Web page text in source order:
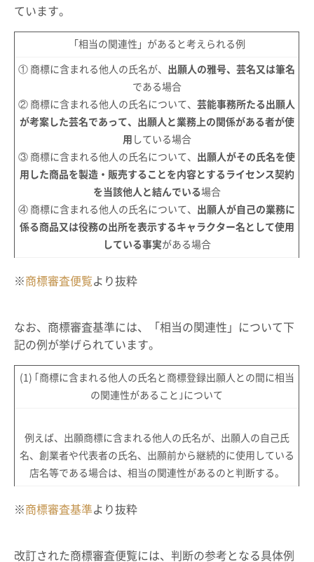
ています。
「相当の関連性」があると考えられる例
① 商標に含まれる他人の氏名が、 出願人の雅号、芸名又は筆名
である場合
② 商標に含まれる他人の氏名について、芸能事務所たる出願人
が考案した芸名であって、出願人と業務上の関係がある者が使
用 している場合
③ 商標に含まれる他人の氏名について、 出願人がその氏名を使
用した商品を製造・販売することを内容とするライセンス契約
を当該他人と結んでいる場合
④ 商標に含まれる他人の氏名について、 出願人が自己の業務に
係る商品又は役務の出所を表示するキャラクター名として使用
している事実がある場合
※商標審査便覧より抜粋
なお、商標審査基準には、「相当の関連性」について下
記の例が挙げられています。
(1) ｢商標に含まれる他人の氏名と商標登録出願人との間に相当
の関連性があること｣について
例えば、出願商標に含まれる他人の氏名が、出願人の自己氏
名、創業者や代表者の氏名、出願前から継続的に使用している
店名等である場合は、相当の関連性があるのと判断する。
※商標審査基準より抜粋
改訂された商標審査便覧には、判断の参考となる具体例